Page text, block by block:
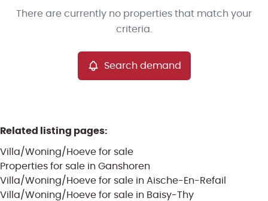
Villa/Woning/Hoeve
Remove
Search demand Sort By
There are currently no properties that match your
criteria.
Search demand
Related listing pages:
Villa/Woning/Hoeve for sale
Properties for sale in Ganshoren
Villa/Woning/Hoeve for sale in Aische-En-Refail
Villa/Woning/Hoeve for sale in Baisy-Thy